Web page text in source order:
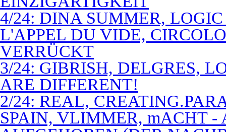
4/24: DINA SUMMER,
L'APPEL DU VIDE,
VERRÜCKT
3/24: GIBRISH, DELGRES,
ARE DIFFERENT!
2/24: REAL,
SPAIN, VLIMMER, mACHT -